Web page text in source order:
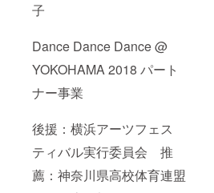
子
Dance Dance Dance @
YOKOHAMA 2018 パート
ナー事業
後援：横浜アーツフェス
ティバル実行委員会 推
薦：神奈川県高校体育連盟